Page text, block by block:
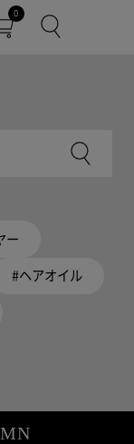
0
ー
#ヘアオイル